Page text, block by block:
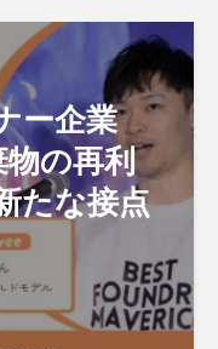
ー企業
の再利
たな接点